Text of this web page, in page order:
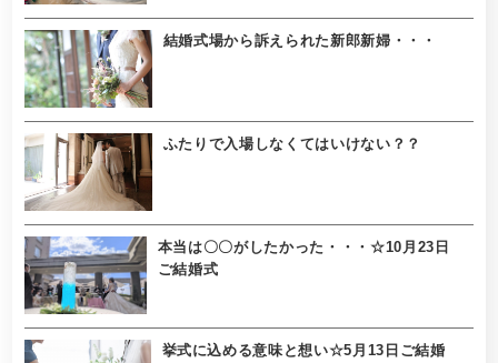
結婚式場から訴えられた新郎新婦・・・
ふたりで入場しなくてはいけない？？
本当は〇〇がしたかった・・・☆10月23日
ご結婚式
挙式に込める意味と想い☆5月13日ご結婚